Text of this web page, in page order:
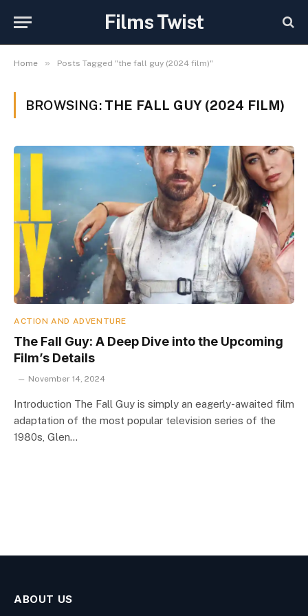
Films Twist
Home » Posts Tagged "the fall guy (2024 film)"
BROWSING: THE FALL GUY (2024 FILM)
ACTION AND ADVENTURE
The Fall Guy: A Deep Dive into the Upcoming
Film’s Details
November 14, 2024
Introduction The Fall Guy is simply an eagerly-awaited film
adaptation of the most popular television series of the
1980s, Glen…
ABOUT US